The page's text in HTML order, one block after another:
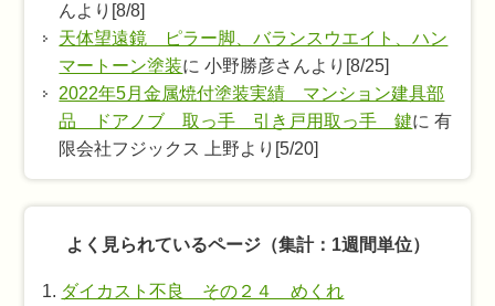
んより[8/8]
天体望遠鏡 ピラー脚、バランスウエイト、ハン
マートーン塗装に 小野勝彦さんより[8/25]
2022年5月金属焼付塗装実績 マンション建具部
品 ドアノブ 取っ手 引き戸用取っ手 鍵に 有
限会社フジックス 上野より[5/20]
よく見られているページ（集計：1週間単位）
ダイカスト不良 その２４ めくれ